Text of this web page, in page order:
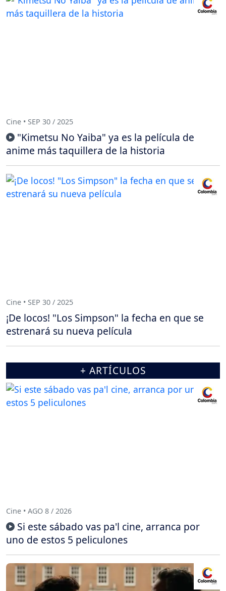
Cine • SEP 30 / 2025
"Kimetsu No Yaiba" ya es la película de
anime más taquillera de la historia
Cine • SEP 30 / 2025
¡De locos! "Los Simpson" la fecha en que se
estrenará su nueva película
+ ARTÍCULOS
Cine • AGO 8 / 2026
Si este sábado vas pa'l cine, arranca por
uno de estos 5 peliculones